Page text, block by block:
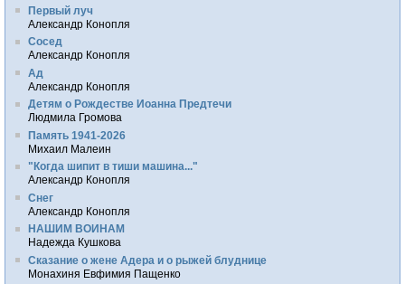
Первый луч
Александр Конопля
Сосед
Александр Конопля
Ад
Александр Конопля
Детям о Рождестве Иоанна Предтечи
Людмила Громова
Память 1941-2026
Михаил Малеин
"Когда шипит в тиши машина..."
Александр Конопля
Снег
Александр Конопля
НАШИМ ВОИНАМ
Надежда Кушкова
Сказание о жене Адера и о рыжей блуднице
Монахиня Евфимия Пащенко